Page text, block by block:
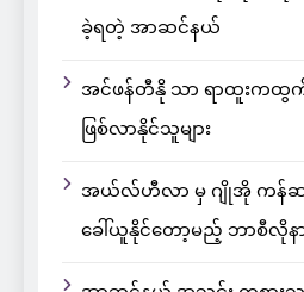
ခဲ့ရတဲ့ အာဆင်နယ်
အင်ဖန်တီနို သာ ရာထူးကထွက်
ဖြစ်လာနိုင်သူများ
အယ်လ်ဟီလာ မှ ဂျိုအို ကန်
ခေါ်ယူနိုင်တော့မည့် ဘာစီလိုန